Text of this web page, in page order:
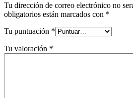
Tu dirección de correo electrónico no
obligatorios están marcados con *
Tu puntuación *
Tu valoración *